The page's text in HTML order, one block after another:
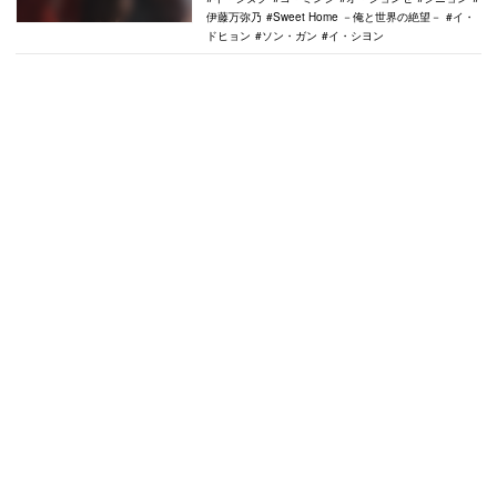
伊藤万弥乃
Sweet Home －俺と世界の絶望－
イ・
ドヒョン
ソン・ガン イ・シヨン